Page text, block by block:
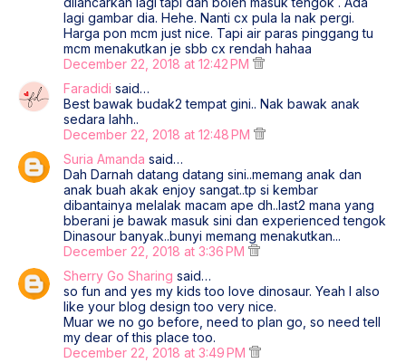
lagi gambar dia. Hehe. Nanti cx pula la nak pergi.
Harga pon mcm just nice. Tapi air paras pinggang tu
mcm menakutkan je sbb cx rendah hahaa
December 22, 2018 at 12:42 PM
Faradidi said…
Best bawak budak2 tempat gini.. Nak bawak anak
sedara lahh..
December 22, 2018 at 12:48 PM
Suria Amanda said…
Dah Darnah datang datang sini..memang anak dan
anak buah akak enjoy sangat..tp si kembar
dibantainya melalak macam ape dh..last2 mana yang
bberani je bawak masuk sini dan experienced tengok
Dinasour banyak..bunyi memang menakutkan...
December 22, 2018 at 3:36 PM
Sherry Go Sharing said…
so fun and yes my kids too love dinosaur. Yeah I also
like your blog design too very nice.
Muar we no go before, need to plan go, so need tell
my dear of this place too.
December 22, 2018 at 3:49 PM